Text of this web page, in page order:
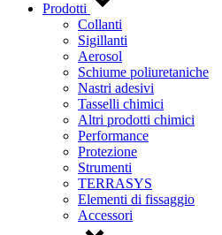
Prodotti
Collanti
Sigillanti
Aerosol
Schiume poliuretaniche
Nastri adesivi
Tasselli chimici
Altri prodotti chimici
Performance
Protezione
Strumenti
TERRASYS
Elementi di fissaggio
Accessori